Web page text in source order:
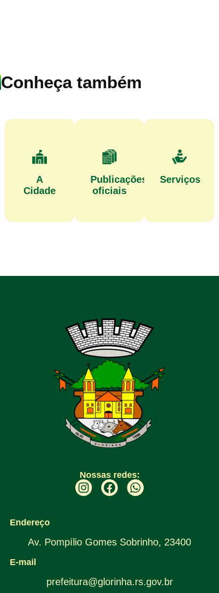
Conheça também
A
Cidade
Publicações
oficiais
Serviços
Nossas redes:
Endereço
Av. Pompílio Gomes Sobrinho, 23400
E-mail
prefeitura@glorinha.rs.gov.br